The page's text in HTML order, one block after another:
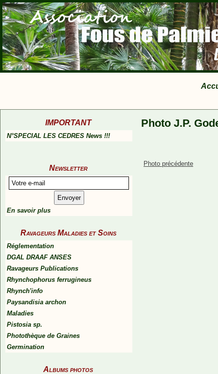
IMPORTANT
N°SPECIAL LES CEDRES News !!!
Newsletter
En savoir plus
Ravageurs Maladies et Soins
Réglementation
DGAL DRAAF ANSES
Ravageurs Publications
Rhynchophorus ferrugineus
Rhynch'info
Paysandisia archon
Maladies
Pistosia sp.
Photothèque de Graines
Germination
Albums photos
Photo J.P.
Photo précédente